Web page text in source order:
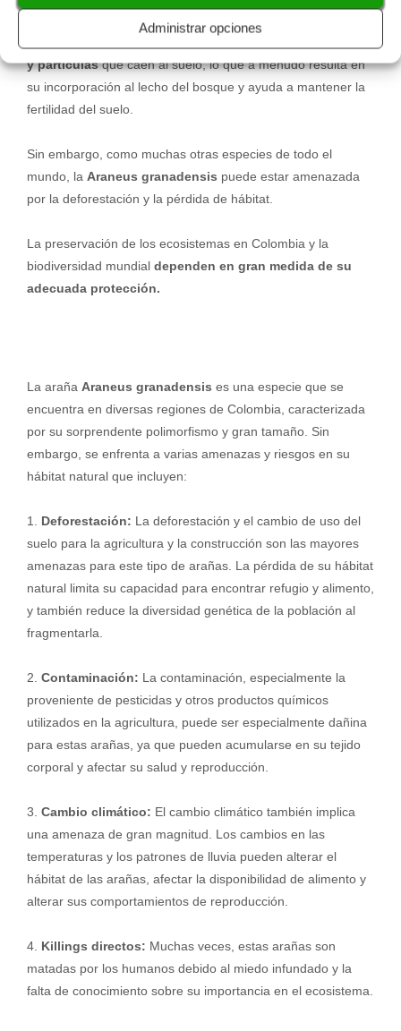
Administrar opciones
y partículasque caen al suelo, lo que a menudo resulta en
su incorporación al lecho del bosque y ayuda a mantener la
fertilidad del suelo.
Sin embargo, como muchas otras especies de todo el
mundo, la Araneus granadensis puede estar amenazada
por la deforestación y la pérdida de hábitat.
La preservación de los ecosistemas en Colombia y la
biodiversidad mundial dependen en gran medida de su
adecuada protección.
La araña Araneus granadensis es una especie que se
encuentra en diversas regiones de Colombia, caracterizada
por su sorprendente polimorfismo y gran tamaño. Sin
embargo, se enfrenta a varias amenazas y riesgos en su
hábitat natural que incluyen:
1. Deforestación: La deforestación y el cambio de uso del
suelo para la agricultura y la construcción son las mayores
amenazas para este tipo de arañas. La pérdida de su hábitat
natural limita su capacidad para encontrar refugio y alimento,
y también reduce la diversidad genética de la población al
fragmentarla.
2. Contaminación: La contaminación, especialmente la
proveniente de pesticidas y otros productos químicos
utilizados en la agricultura, puede ser especialmente dañina
para estas arañas, ya que pueden acumularse en su tejido
corporal y afectar su salud y reproducción.
3. Cambio climático: El cambio climático también implica
una amenaza de gran magnitud. Los cambios en las
temperaturas y los patrones de lluvia pueden alterar el
hábitat de las arañas, afectar la disponibilidad de alimento y
alterar sus comportamientos de reproducción.
4. Killings directos: Muchas veces, estas arañas son
matadas por los humanos debido al miedo infundado y la
falta de conocimiento sobre su importancia en el ecosistema.